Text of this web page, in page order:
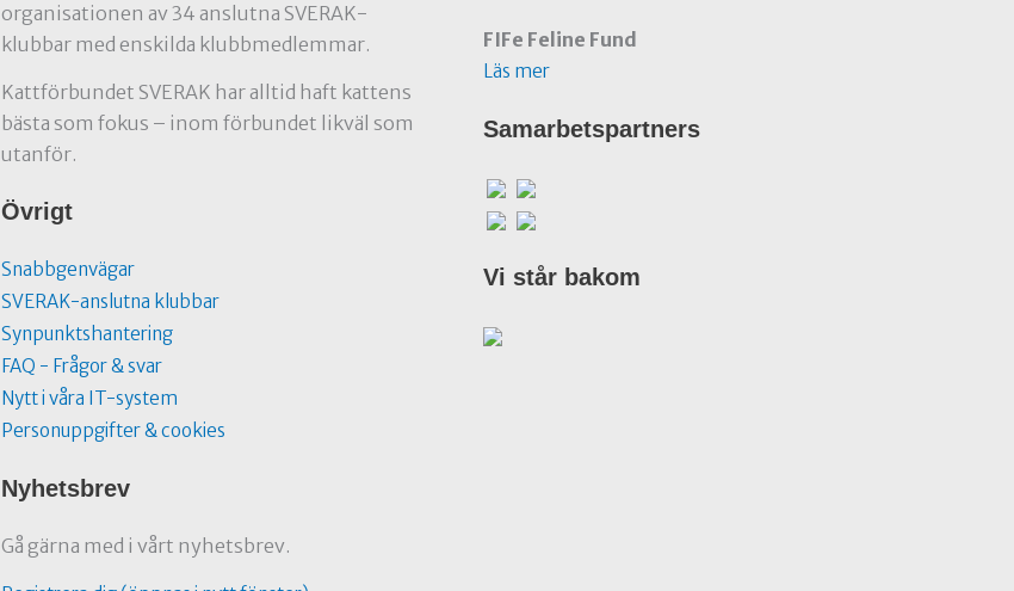
organisationen av 34 anslutna SVERAK-
klubbar med enskilda klubbmedlemmar.
Kattförbundet SVERAK har alltid haft kattens
bästa som fokus – inom förbundet likväl som
utanför.
Övrigt
Snabbgenvägar
SVERAK-anslutna klubbar
Synpunktshantering
FAQ - Frågor & svar
Nytt i våra IT-system
Personuppgifter & cookies
Nyhetsbrev
Gå gärna med i vårt nyhetsbrev.
FIFe Feline Fund
Läs mer
Samarbetspartners
Vi står bakom